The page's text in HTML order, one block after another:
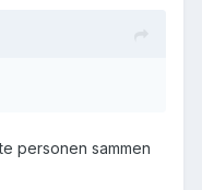
personen sammen